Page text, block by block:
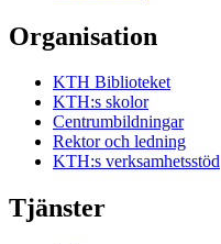
Organisation
KTH Biblioteket
KTH:s skolor
Centrumbildningar
Rektor och ledning
KTH:s verksamhetsstöd
Tjänster